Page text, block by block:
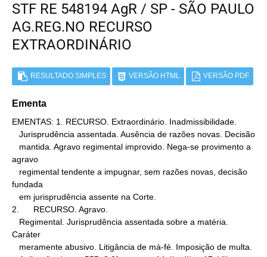
STF RE 548194 AgR / SP - SÃO PAULO
AG.REG.NO RECURSO
EXTRAORDINÁRIO
RESULTADO SIMPLES VERSÃO HTML VERSÃO PDF
Ementa
EMENTAS: 1. RECURSO. Extraordinário. Inadmissibilidade.
agravo
fundada
2.      RECURSO. Agravo.
Caráter